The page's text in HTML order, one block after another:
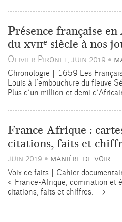
Présence française
du xviie siècle à nos
Olivier Pironet, juin 2019 •
Chronologie | 1659 Les
Louis à l’embouchure du fleuve
Plus d’un million et demi
France-Afrique :
citations, faits et
juin 2019 • manière de voir
Voix de faits | Cahier
« France-Afrique, domination et
citations, faits et chiffres. →